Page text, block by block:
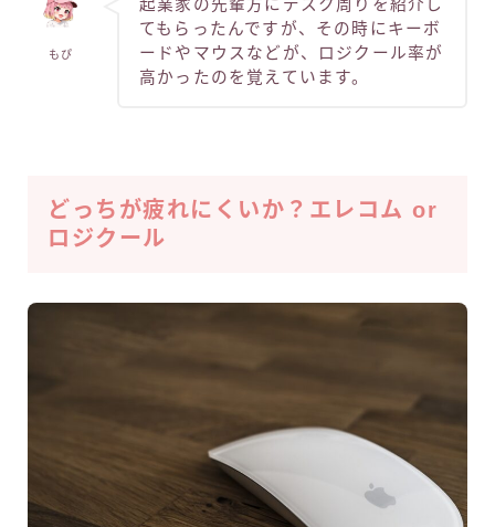
もぴ
起業家の先輩方にデスク周りを紹介し
てもらったんですが、その時にキーボ
ードやマウスなどが、ロジクール率が
高かったのを覚えています。
どっちが疲れにくいか？エレコム or
ロジクール